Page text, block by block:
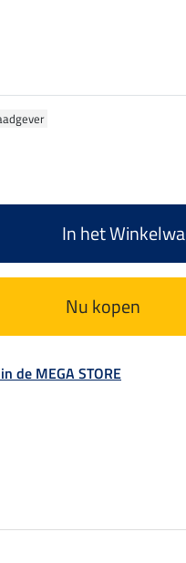
In het
Nu kopen
de MEGA STORE